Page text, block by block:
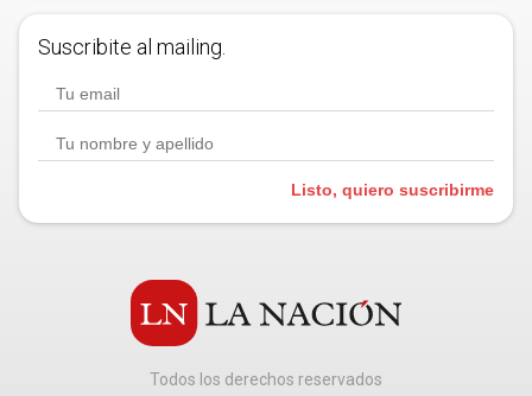
Suscribite al mailing.
Listo, quiero suscribirme
Todos los derechos reservados